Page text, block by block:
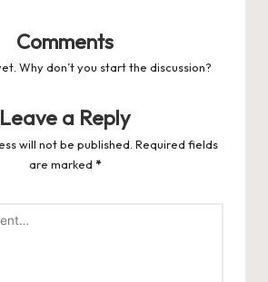
Comments
Why don’t you start the discussion?
Leave a Reply
will not be published. Required fields
are marked *